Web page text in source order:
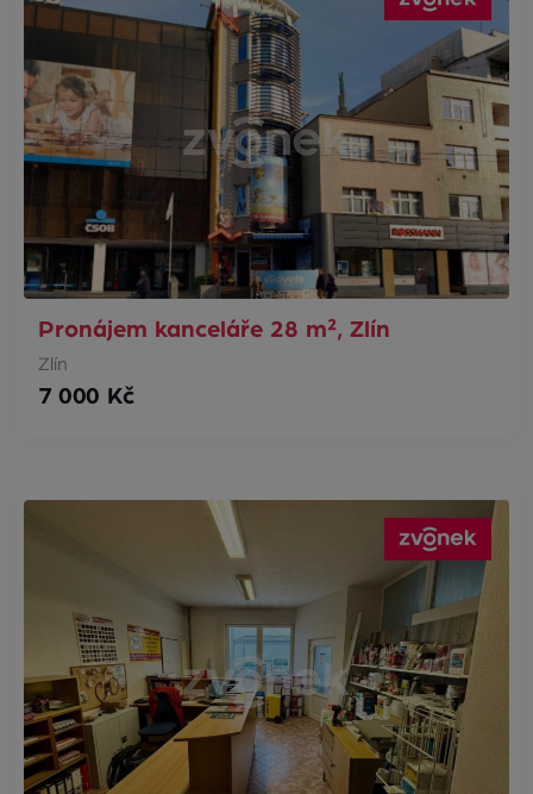
Pronájem kanceláře 28 m², Zlín
Zlín
7 000 Kč